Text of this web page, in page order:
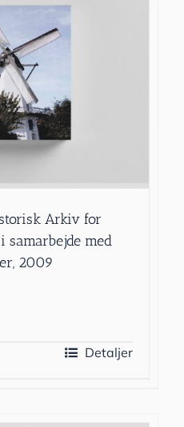
Arkiv for
samarbejde med
2009
Detaljer